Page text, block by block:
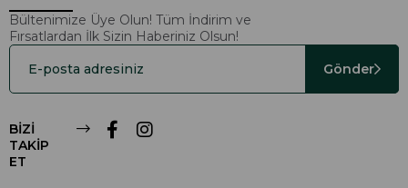
Bültenimize Üye Olun! Tüm İndirim ve
Fırsatlardan İlk Sizin Haberiniz Olsun!
Gönder
BİZİ
TAKİP
ET